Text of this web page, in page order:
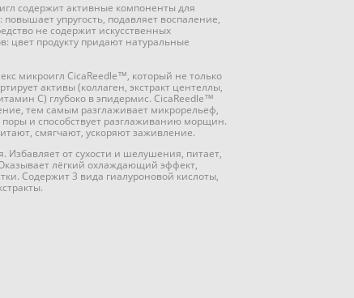
содержит активные компоненты для
упругость, подавляет воспаление,
не содержит искусственных
цвет продукту придают натуральные
микроигл CicaReedle™, который не только
активы (коллаген, экстракт центеллы,
С) глубоко в эпидермис. CicaReedle™
тем самым разглаживает микрорельеф,
поры и способствует разглаживанию морщин.
смягчают, ускоряют заживление.
Избавляет от сухости и шелушения, питает,
лёгкий охлаждающий эффект,
Содержит 3 вида гиалуроновой кислоты,